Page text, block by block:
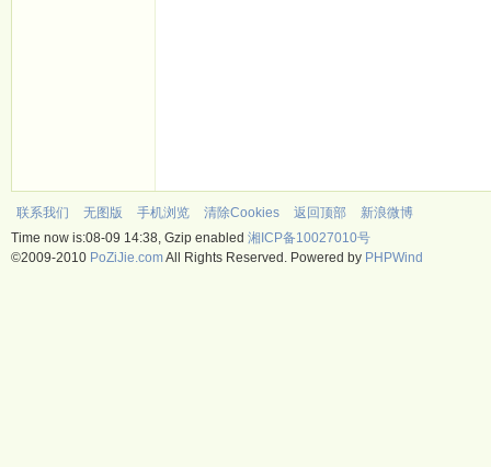
联系我们 无图版 手机浏览 清除Cookies 返回顶部
新浪微博
Time now is:08-09 14:38, Gzip enabled 湘ICP备10027010号
©2009-2010 PoZiJie.comAll Rights Reserved. Powered by PHPWind